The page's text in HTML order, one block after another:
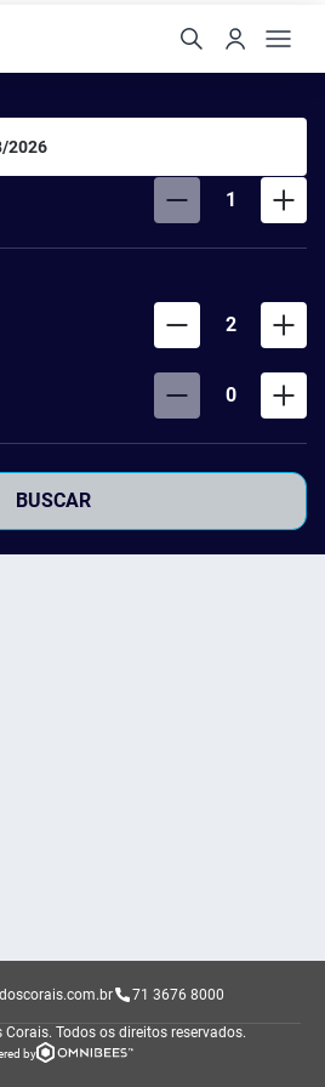
Corais
1
2
0
BUSCAR
71 3676 8000
Corais. Todos os direitos reservados.
by